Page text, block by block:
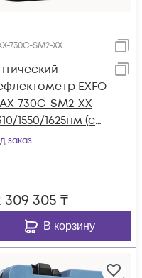
730C-SM2-XX
EXFO
730C-SM2-XX
1550/1625нм (с
заказ
309 305 ₸
В корзину